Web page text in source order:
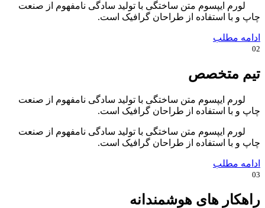
لورم ایپسوم متن ساختگی با تولید سادگی نامفهوم از صنعت
چاپ و با استفاده از طراحان گرافیک است.
ادامه مطلب
02
تیم متخصص
لورم ایپسوم متن ساختگی با تولید سادگی نامفهوم از صنعت
چاپ و با استفاده از طراحان گرافیک است.
لورم ایپسوم متن ساختگی با تولید سادگی نامفهوم از صنعت
چاپ و با استفاده از طراحان گرافیک است.
ادامه مطلب
03
راهکار های هوشمندانه